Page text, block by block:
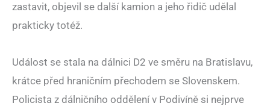
zastavit, objevil se další kamion a jeho řidič udělal
prakticky totéž.
Událost se stala na dálnici D2 ve směru na Bratislavu,
krátce před hraničním přechodem se Slovenskem.
Policista z dálničního oddělení v Podivíně si nejprve